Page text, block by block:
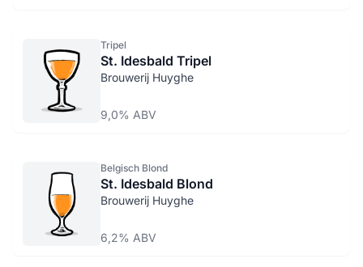
Tripel
St. Idesbald Tripel
Brouwerij Huyghe
9,0% ABV
Belgisch Blond
St. Idesbald Blond
Brouwerij Huyghe
6,2% ABV